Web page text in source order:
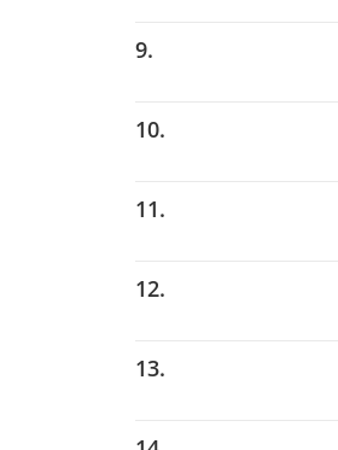
9.
10.
11.
12.
13.